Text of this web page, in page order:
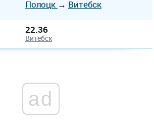
Полоцк → Витебск
22.36
Витебск
ad